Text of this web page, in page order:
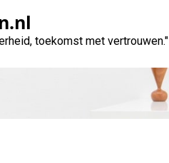
toekomst met vertrouwen."